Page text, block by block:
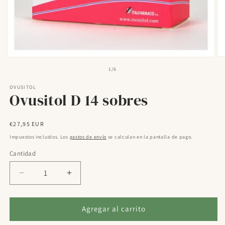
en
una
ventana
1/de
6
OVUSITOL
Ovusitol D 14 sobres
Precio
habitual
€27,95 EUR
Impuestos incluidos. Los gastos de envío se calculan en la pantalla de pago.
Cantidad
Reducir
cantidad
para
D
Aumentar
cantidad
para
Ovusitol
D
Agregar al carrito